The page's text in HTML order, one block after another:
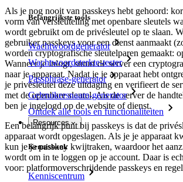
Belangrijkste tools
Wachtwoordgenerator
Wachtwoordsterkte-tester
Passphrase-generator
Gebruikersnaam-generator
Ontdek alle tools en functionaliteiten
Resources
Kennisbank
Kenniscentrum
Als je nog nooit van passkeys hebt gehoord:
vorm van versleuteling met openbare sleutels
wordt gebruikt om de privésleutel op te slaan.
gebruiker passkeys voor een dienst aanmaakt
worden cryptografische sleutelparen gemaakt:
Wanneer je inlogt, stuurt de server een
naar je apparaat. Nadat je je apparaat hebt
je privésleutel deze uitdaging en verifieert de
met de openbare sleutel. Als de server de
ben je ingelogd op de website of dienst.
Een belangrijk punt bij passkeys is dat de
apparaat wordt opgeslagen. Als je je apparaat
kun je je passkey kwijtraken, waardoor het
wordt om in te loggen op je account. Daar is
voor: platformoverschrijdende passkeys en